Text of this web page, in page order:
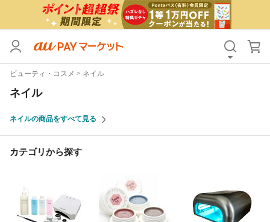
ビューティ・コスメ ネイル
ネイル
ネイルの商品をすべて見る
カテゴリから探す
カテゴリ すべて
価格
サンキュー配送対象 レビューキャンペーン